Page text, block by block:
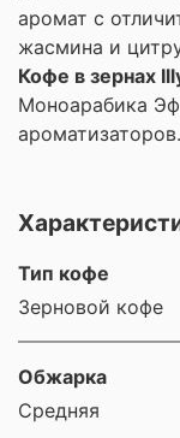
аромат с
жасмина и
Кофе в зернах
Моноарабика
Тип кофе
Зерновой кофе
Обжарка
Средняя